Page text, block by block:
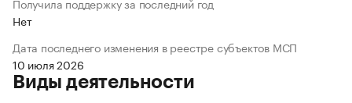
Получила поддержку за последний год
Нет
Дата последнего изменения в реестре субъектов МСП
10 июля 2026
Виды деятельности